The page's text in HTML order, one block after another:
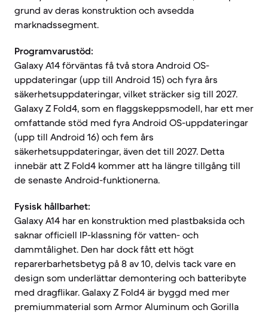
grund av deras konstruktion och avsedda
marknadssegment.
Programvarustöd:
Galaxy A14 förväntas få två stora Android OS-
uppdateringar (upp till Android 15) och fyra års
säkerhetsuppdateringar, vilket sträcker sig till 2027.
Galaxy Z Fold4, som en flaggskeppsmodell, har ett mer
omfattande stöd med fyra Android OS-uppdateringar
(upp till Android 16) och fem års
säkerhetsuppdateringar, även det till 2027. Detta
innebär att Z Fold4 kommer att ha längre tillgång till
de senaste Android-funktionerna.
Fysisk hållbarhet:
Galaxy A14 har en konstruktion med plastbaksida och
saknar officiell IP-klassning för vatten- och
dammtålighet. Den har dock fått ett högt
reparerbarhetsbetyg på 8 av 10, delvis tack vare en
design som underlättar demontering och batteribyte
med dragflikar. Galaxy Z Fold4 är byggd med mer
premiummaterial som Armor Aluminum och Gorilla